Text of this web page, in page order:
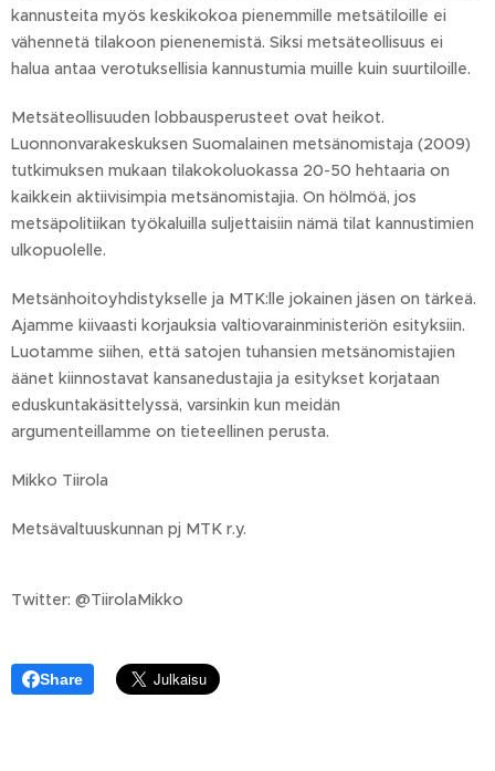
kannusteita myös keskikokoa pienemmille metsätiloille ei
vähennetä tilakoon pienenemistä. Siksi metsäteollisuus ei
halua antaa verotuksellisia kannustumia muille kuin suurtiloille.
Metsäteollisuuden lobbausperusteet ovat heikot.
Luonnonvarakeskuksen Suomalainen metsänomistaja (2009)
tutkimuksen mukaan tilakokoluokassa 20-50 hehtaaria on
kaikkein aktiivisimpia metsänomistajia. On hölmöä, jos
metsäpolitiikan työkaluilla suljettaisiin nämä tilat kannustimien
ulkopuolelle.
Metsänhoitoyhdistykselle ja MTK:lle jokainen jäsen on tärkeä.
Ajamme kiivaasti korjauksia valtiovarainministeriön esityksiin.
Luotamme siihen, että satojen tuhansien metsänomistajien
äänet kiinnostavat kansanedustajia ja esitykset korjataan
eduskuntakäsittelyssä, varsinkin kun meidän
argumenteillamme on tieteellinen perusta.
Mikko Tiirola
Metsävaltuuskunnan pj MTK r.y.
Twitter: @TiirolaMikko
Share